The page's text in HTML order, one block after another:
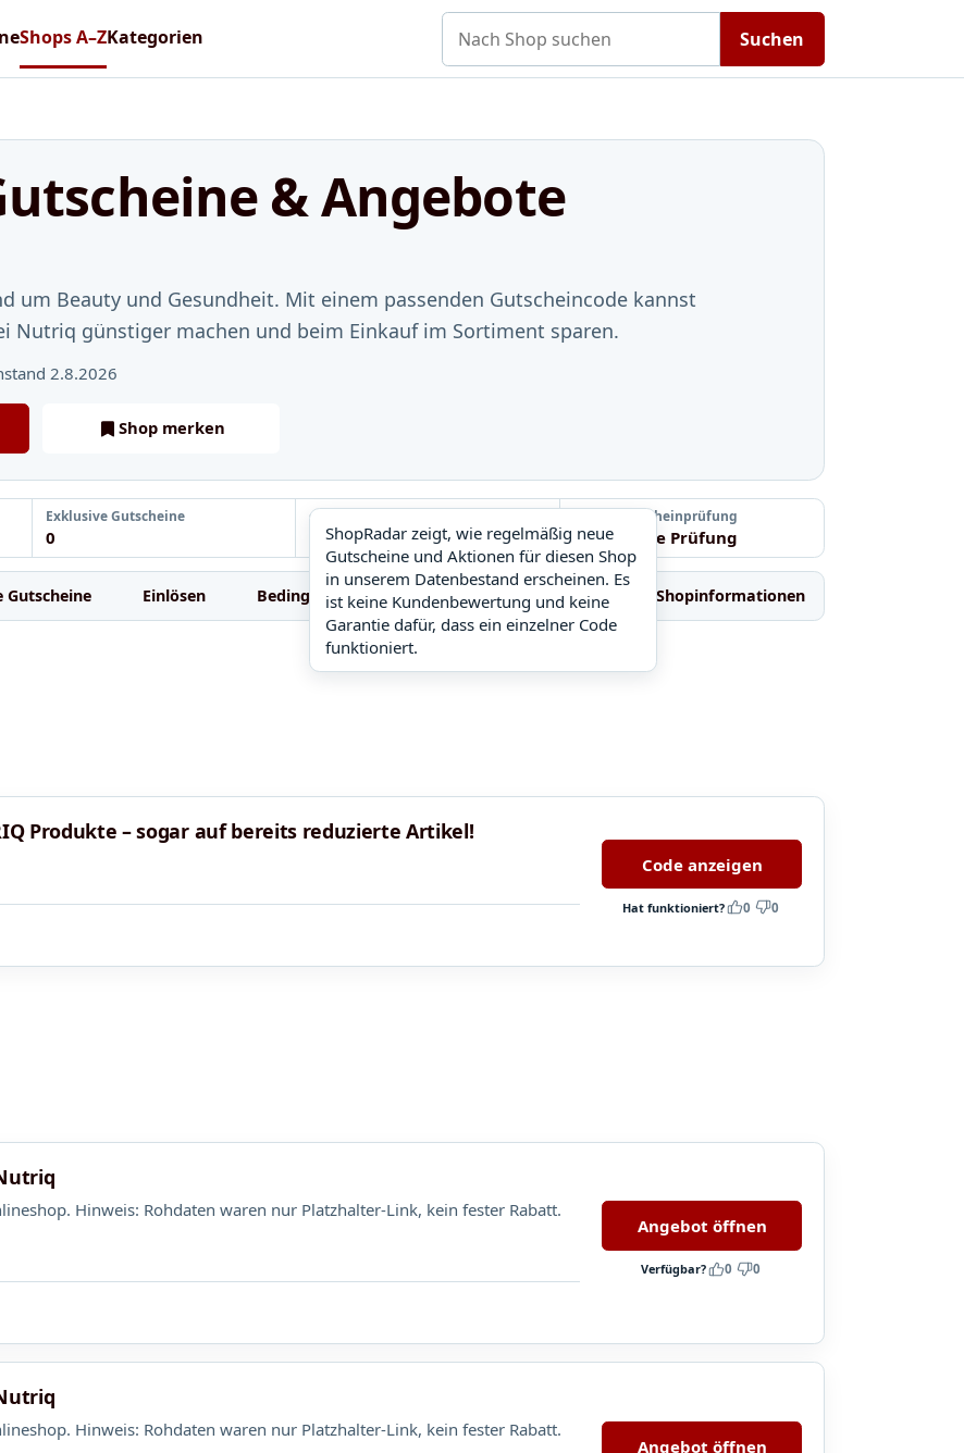
Shops A–ZKategorien
Nach Shop suchen
Suchen
& Angebote
um Beauty und Gesundheit. Mit einem passenden Gutscheincode kannst
Nutriq günstiger machen und beim Einkauf im Sortiment sparen.
2.8.2026
Shop merken
Exklusive Gutscheine
0
ShopRadar
noch keine Daten
ShopRadar zeigt, wie regelmäßig neue
Gutscheine und Aktionen für diesen Shop
in unserem Datenbestand erscheinen. Es
ist keine Kundenbewertung und keine
Garantie dafür, dass ein einzelner Code
funktioniert.
Letzte Gutscheinprüfung
Noch keine Prüfung
Gutscheine Einlösen Bedingungen FAQ Ähnliche Shops Shopinformationen
Produkte – sogar auf bereits reduzierte Artikel!
Code anzeigen
Hat funktioniert? 0 0
Hinweis: Rohdaten waren nur Platzhalter-Link, kein fester Rabatt.
Angebot öffnen
Verfügbar? 0 0
Hinweis: Rohdaten waren nur Platzhalter-Link, kein fester Rabatt.
Angebot öffnen